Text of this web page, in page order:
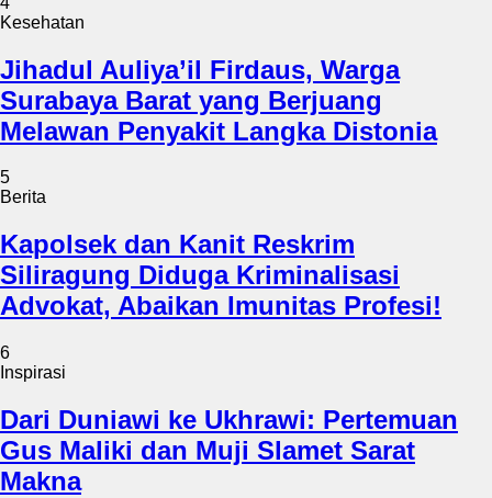
Kesehatan
Jihadul Auliya’il Firdaus, Warga
Surabaya Barat yang Berjuang
Melawan Penyakit Langka Distonia
5
Berita
Kapolsek dan Kanit Reskrim
Siliragung Diduga Kriminalisasi
Advokat, Abaikan Imunitas Profesi!
6
Inspirasi
Dari Duniawi ke Ukhrawi: Pertemuan
Gus Maliki dan Muji Slamet Sarat
Makna